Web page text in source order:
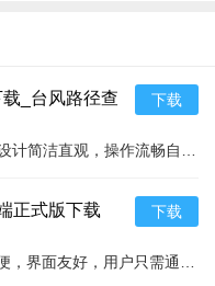
多实用功能和更佳的服务
_台风路径查
下载
正式版下载 下载